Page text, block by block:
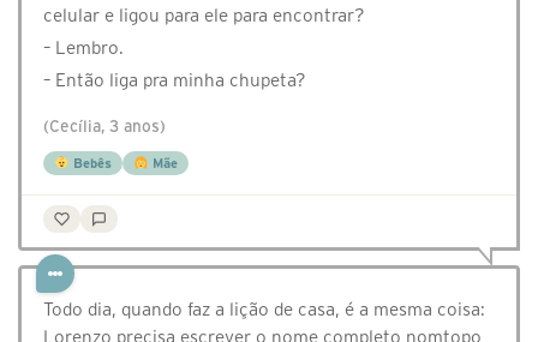
celular e ligou para ele para encontrar?
– Lembro.
– Então liga pra minha chupeta?
(Cecília, 3 anos)
Bebês Mãe
Todo dia, quando faz a lição de casa, é a mesma coisa:
Lorenzo precisa escrever o nome completo nomtopo